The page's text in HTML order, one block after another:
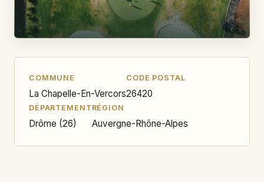
COMMUNE
La Chapelle-En-Vercors
CODE POSTAL
26420
DÉPARTEMENT
Drôme (26)
RÉGION
Auvergne-Rhône-Alpes